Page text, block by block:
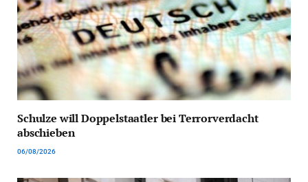
Schulze will Doppelstaatler bei Terrorverdacht
abschieben
06/08/2026